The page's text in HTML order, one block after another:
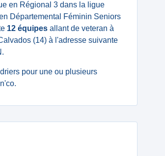
en Régional 3 dans la ligue
Départemental Féminin Seniors
12 équipes allant de veteran à
(14) à l'adresse suivante
pour une ou plusieurs